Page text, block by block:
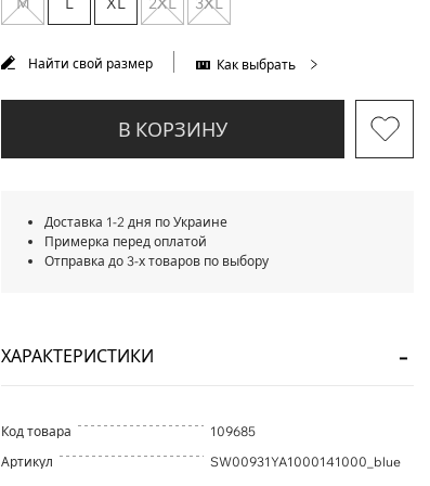
Найти свой размер Как выбрать
В КОРЗИНУ
Доставка 1-2 дня по Украине
Примерка перед оплатой
Отправка до 3-х товаров по выбору
ХАРАКТЕРИСТИКИ
Код товара
109685
Артикул
SW00931YA1000141000_blue